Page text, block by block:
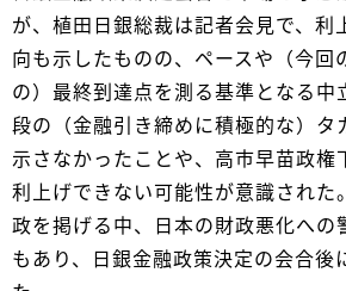
が、植田日銀総裁は記者会見で、利
向も示したものの、ペースや（今回
の）最終到達点を測る基準となる中
段の（金融引き締めに積極的な）タ
示さなかったことや、高市早苗政権
利上げできない可能性が意識された
政を掲げる中、日本の財政悪化への
もあり、日銀金融政策決定の会合後